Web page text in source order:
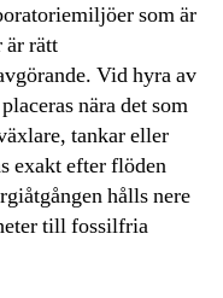
som är
är rätt
Vid hyra av
nära det som
tankar eller
exakt efter flöden
hålls nere
till fossilfria